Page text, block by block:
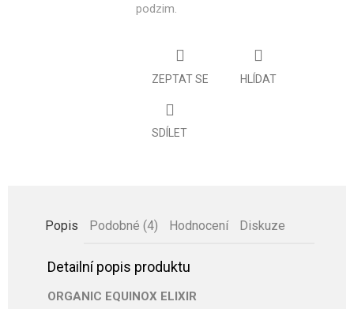
podzim.
ZEPTAT SE HLÍDAT
SDÍLET
Popis Podobné (4) Hodnocení Diskuze
Detailní popis produktu
ORGANIC EQUINOX ELIXIR